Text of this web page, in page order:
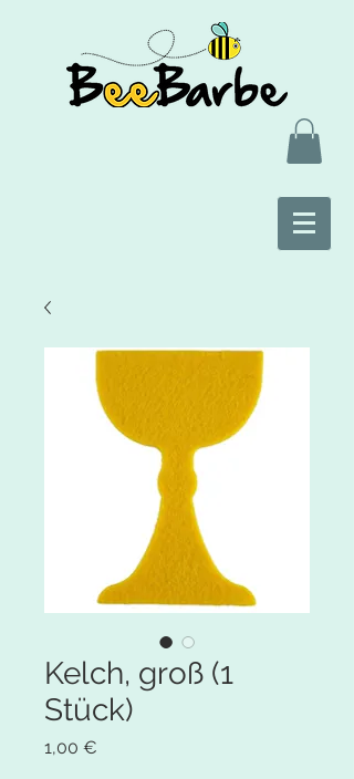
Kelch, groß (1
Stück)
1,00 €